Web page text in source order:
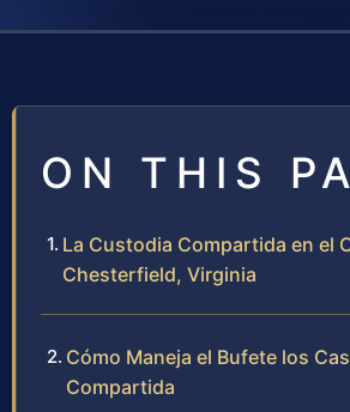
ON THIS
La Custodia Compartida en el
Chesterfield, Virginia
Cómo Maneja el Bufete los
Compartida